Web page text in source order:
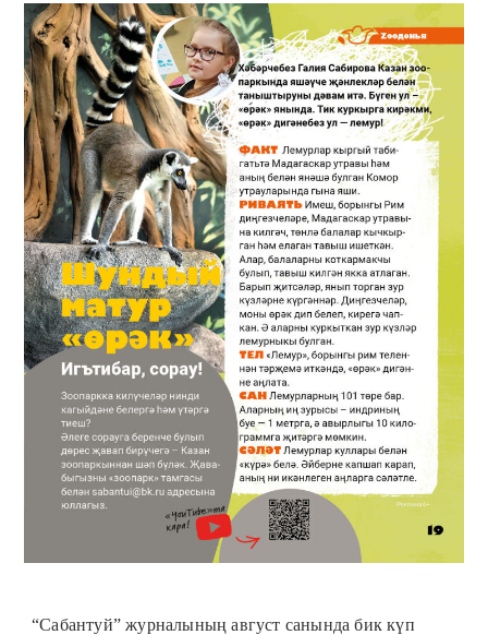
“Сабантуй” журналының август санында бик күп